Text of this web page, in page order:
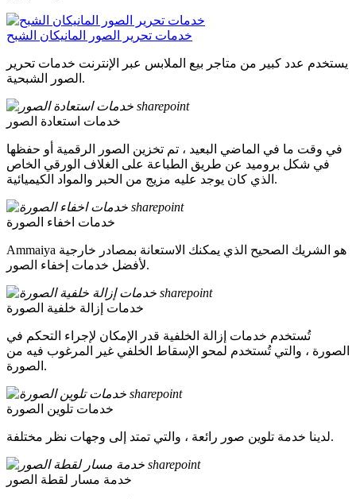
خدمات تحرير الصور المانيكان الشبح
يستخدم عدد كبير من متاجر بيع الملابس عبر الإنترنت خدمات تحرير
الصور الشبحية.
خدمات استعادة الصور
في وقت ما في الماضي البعيد ، تم تخزين الصور الرقمية أو حفظها
في شكل بروميد عن طريق الطباعة على الغلاف الورقي الخاص
الذي كان يوجد عليه مزيج من الحبر والمواد الكيميائية.
خدمات اخفاء الصورة
Ammaiya هو الشريك الصحيح الذي يمكنك الاستعانة بمصادر خارجية
لأفضل خدمات إخفاء الصور.
خدمات إزالة خلفية الصورة
تُستخدم خدمات إزالة الخلفية قدر الإمكان لإجراء التحكم في
الصورة ، والتي تُستخدم لمحو الإسقاط الخلفي غير المرغوب فيه من
الصورة.
خدمات تلوين الصورة
لدينا خدمة تلوين صور رائعة ، والتي تمتد إلى وجهات نظر مختلفة.
خدمة مسار لقطة الصور